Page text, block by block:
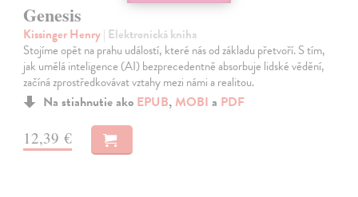
Genesis
Kissinger Henry| Elektronická kniha
Stojíme opět na prahu událostí, které nás od základu přetvoří. S tím,
jak umělá inteligence (AI) bezprecedentně absorbuje lidské vědění,
začíná zprostředkovávat vztahy mezi námi a realitou.
Na stiahnutie ako EPUB, MOBI a PDF
12,39 €